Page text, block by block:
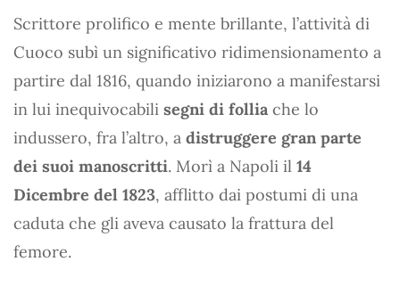
Scrittore prolifico e mente brillante, l’attività di
Cuoco subì un significativo ridimensionamento a
partire dal 1816, quando iniziarono a manifestarsi
in lui inequivocabili segni di follia che lo
indussero, fra l’altro, a distruggere gran parte
dei suoi manoscritti. Morì a Napoli il 14
Dicembre del 1823, afflitto dai postumi di una
caduta che gli aveva causato la frattura del
femore.